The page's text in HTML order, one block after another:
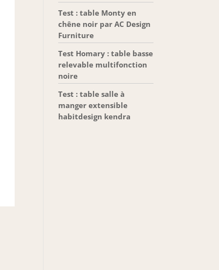
Test : table Monty en
chêne noir par AC Design
Furniture
Test Homary : table basse
relevable multifonction
noire
Test : table salle à
manger extensible
habitdesign kendra